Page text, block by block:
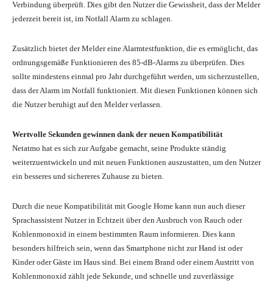
Verbindung überprüft. Dies gibt den Nutzer die Gewissheit, dass der Melder
jederzeit bereit ist, im Notfall Alarm zu schlagen.
Zusätzlich bietet der Melder eine Alarmtestfunktion, die es ermöglicht, das
ordnungsgemäße Funktionieren des 85-dB-Alarms zu überprüfen. Dies
sollte mindestens einmal pro Jahr durchgeführt werden, um sicherzustellen,
dass der Alarm im Notfall funktioniert. Mit diesen Funktionen können sich
die Nutzer beruhigt auf den Melder verlassen.
Wertvolle Sekunden gewinnen dank der neuen Kompatibilität
Netatmo hat es sich zur Aufgabe gemacht, seine Produkte ständig
weiterzuentwickeln und mit neuen Funktionen auszustatten, um den Nutzer
ein besseres und sichereres Zuhause zu bieten.
Durch die neue Kompatibilität mit Google Home kann nun auch dieser
Sprachassistent Nutzer in Echtzeit über den Ausbruch von Rauch oder
Kohlenmonoxid in einem bestimmten Raum informieren. Dies kann
besonders hilfreich sein, wenn das Smartphone nicht zur Hand ist oder
Kinder oder Gäste im Haus sind. Bei einem Brand oder einem Austritt von
Kohlenmonoxid zählt jede Sekunde, und schnelle und zuverlässige